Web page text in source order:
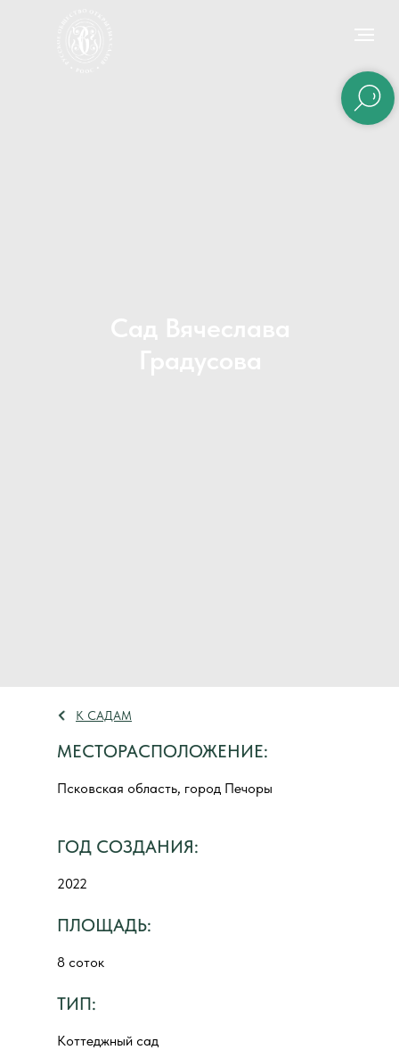
Псковская область, город Печоры
8 соток
2022
МЕСТОРАСПОЛОЖЕНИЕ:
ПЛОЩАДЬ:
ТИП:
Коттеджный сад
К САДАМ
ГОД СОЗДАНИЯ: